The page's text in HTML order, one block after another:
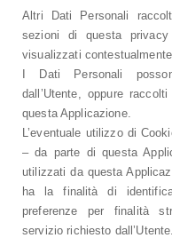
Altri Dati Personali
sezioni di questa
visualizzati
I Dati Personali
dall’Utente, oppure
questa Applicazione.
L’eventuale utilizzo di
– da parte di questa
utilizzati da questa
ha la finalità di
preferenze per finalità
servizio richiesto dall’Utente.